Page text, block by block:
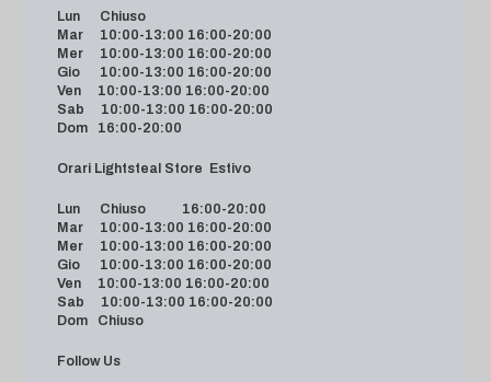
Lun Chiuso
Mar 10:00-13:00 16:00-20:00
Mer 10:00-13:00 16:00-20:00
Gio 10:00-13:00 16:00-20:00
Ven 10:00-13:00 16:00-20:00
Sab 10:00-13:00 16:00-20:00
Dom 16:00-20:00
Orari Lightsteal Store Estivo
Lun Chiuso 16:00-20:00
Mar 10:00-13:00 16:00-20:00
Mer 10:00-13:00 16:00-20:00
Gio 10:00-13:00 16:00-20:00
Ven 10:00-13:00 16:00-20:00
Sab 10:00-13:00 16:00-20:00
Dom Chiuso
Follow Us